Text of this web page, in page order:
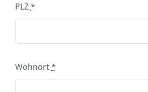
News
PLZ*
Wohnort*